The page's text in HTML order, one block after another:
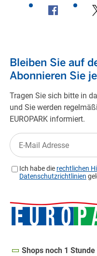
Shops noch 1